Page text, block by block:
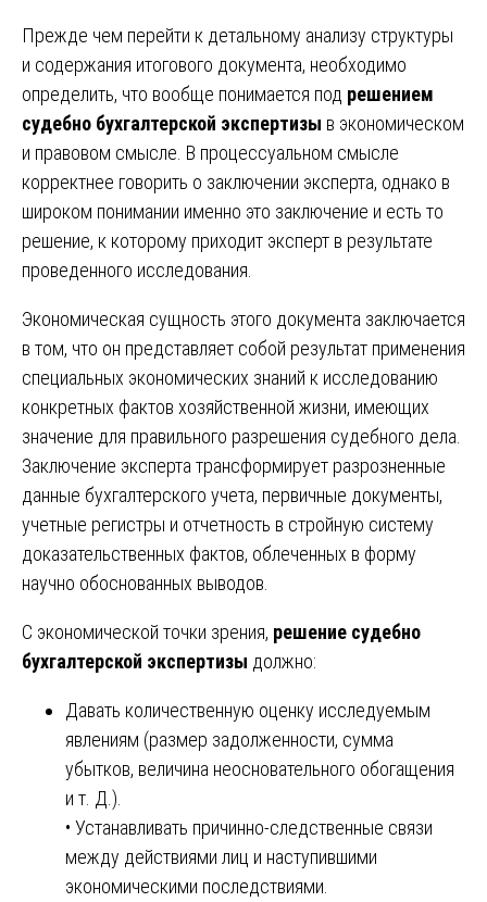
Прежде чем перейти к детальному анализу структуры
и содержания итогового документа, необходимо
определить, что вообще понимается под решением
судебно бухгалтерской экспертизы в экономическом
и правовом смысле. В процессуальном смысле
корректнее говорить о заключении эксперта, однако в
широком понимании именно это заключение и есть то
решение, к которому приходит эксперт в результате
проведенного исследования.
Экономическая сущность этого документа заключается
в том, что он представляет собой результат применения
специальных экономических знаний к исследованию
конкретных фактов хозяйственной жизни, имеющих
значение для правильного разрешения судебного дела.
Заключение эксперта трансформирует разрозненные
данные бухгалтерского учета, первичные документы,
учетные регистры и отчетность в стройную систему
доказательственных фактов, облеченных в форму
научно обоснованных выводов.
С экономической точки зрения, решение судебно
бухгалтерской экспертизы должно:
Давать количественную оценку исследуемым
явлениям (размер задолженности, сумма
убытков, величина неосновательного обогащения
и т. Д.).
• Устанавливать причинно-следственные связи
между действиями лиц и наступившими
экономическими последствиями.